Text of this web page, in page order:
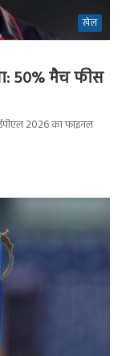
खेल
50% मैच फीस
2026 का फाइनल